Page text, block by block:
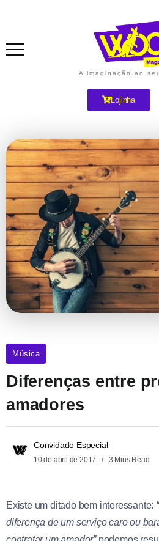
A imaginação ao
Lojinha
Música
Diferenças entre
amadores
Convidado Especial
10 de abril de 2017 3 Mins Read
Existe um ditado bem interessante:
diferença de um serviço caro ou